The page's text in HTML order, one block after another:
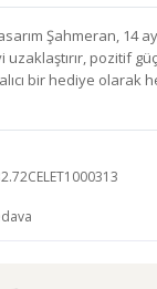
Şahmeran, 14
pozitif
bir hediye olarak